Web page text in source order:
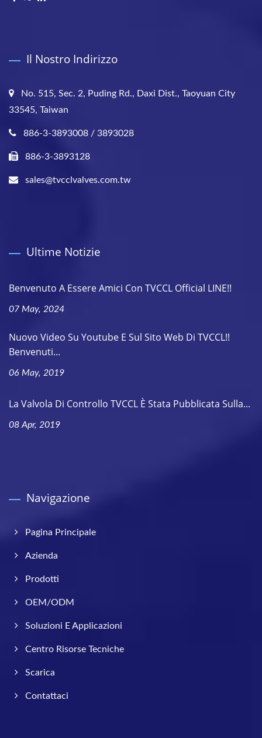
Il Nostro Indirizzo
No. 515, Sec. 2, Puding Rd., Daxi Dist., Taoyuan City
33545, Taiwan
886-3-3893008 / 3893028
886-3-3893128
sales@tvcclvalves.com.tw
Ultime Notizie
Benvenuto A Essere Amici Con TVCCL Official LINE!!
07 May, 2024
Nuovo Video Su Youtube E Sul Sito Web Di TVCCL!!
Benvenuti...
06 May, 2019
La Valvola Di Controllo TVCCL È Stata Pubblicata Sulla...
08 Apr, 2019
Navigazione
Pagina Principale
Azienda
Prodotti
OEM/ODM
Soluzioni E Applicazioni
Centro Risorse Tecniche
Scarica
Contattaci